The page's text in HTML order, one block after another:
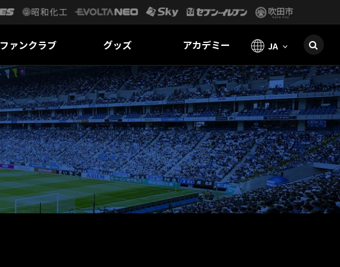
ファンクラブ グッズ アカデミー JA